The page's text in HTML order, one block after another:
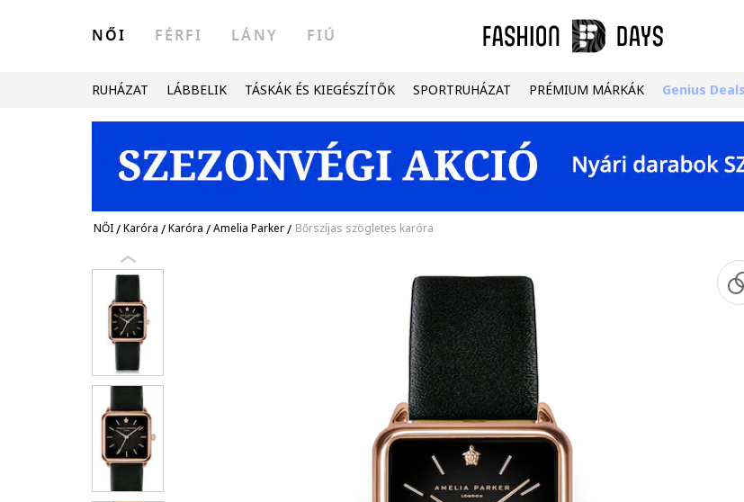
NŐI FÉRFI LÁNY FIÚ
RUHÁZAT LÁBBELIK TÁSKÁK ÉS KIEGÉSZÍTŐK SPORTRUHÁZAT PRÉMIUM MÁRKÁK Genius Deals
NŐI/Karóra /Karóra /Amelia Parker/ Bőrszíjas szögletes karóra